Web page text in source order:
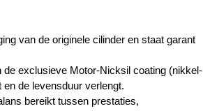
van de originele cilinder en staat garant
de exclusieve Motor-Nicksil coating (nikkel-
de levensduur verlengt.
bereikt tussen prestaties,